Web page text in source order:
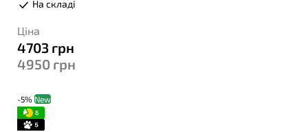
На складі
Ціна
4703 грн
4950 грн
-5% New